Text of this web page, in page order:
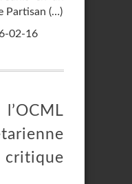
Partisan (…)
02-16